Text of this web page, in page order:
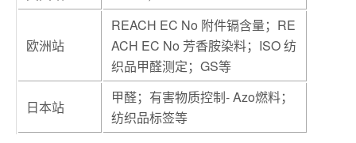
欧洲站
REACH EC No 附件镉含量；RE
ACH EC No 芳香胺染料；ISO 纺
织品甲醛测定；GS等
日本站
甲醛；有害物质控制- Azo燃料；
纺织品标签等